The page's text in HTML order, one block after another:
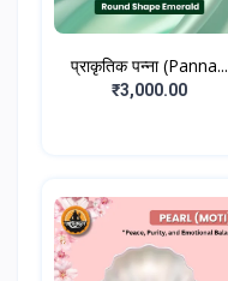
प्राकृतिक पन्ना (Panna...
₹3,000.00